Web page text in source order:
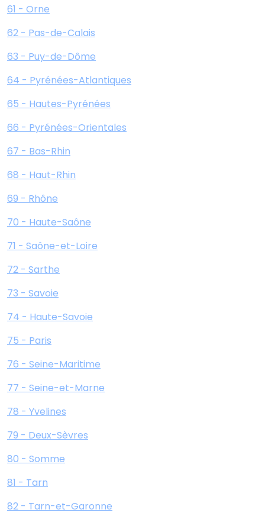
61 - Orne
62 - Pas-de-Calais
63 - Puy-de-Dôme
64 - Pyrénées-Atlantiques
65 - Hautes-Pyrénées
66 - Pyrénées-Orientales
67 - Bas-Rhin
68 - Haut-Rhin
69 - Rhône
70 - Haute-Saône
71 - Saône-et-Loire
72 - Sarthe
73 - Savoie
74 - Haute-Savoie
75 - Paris
76 - Seine-Maritime
77 - Seine-et-Marne
78 - Yvelines
79 - Deux-Sèvres
80 - Somme
81 - Tarn
82 - Tarn-et-Garonne